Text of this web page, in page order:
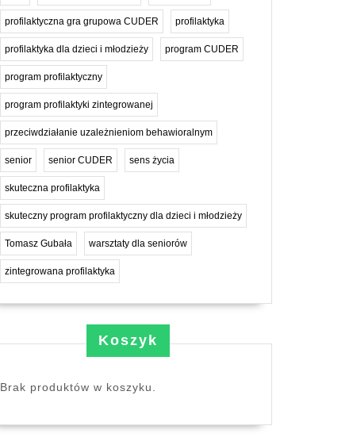
profilaktyczna gra grupowa CUDER profilaktyka
profilaktyka dla dzieci i młodzieży program CUDER
program profilaktyczny
program profilaktyki zintegrowanej
przeciwdziałanie uzależnieniom behawioralnym
senior senior CUDER sens życia
skuteczna profilaktyka
skuteczny program profilaktyczny dla dzieci i młodzieży
Tomasz Gubała warsztaty dla seniorów
zintegrowana profilaktyka
Koszyk
Brak produktów w koszyku.